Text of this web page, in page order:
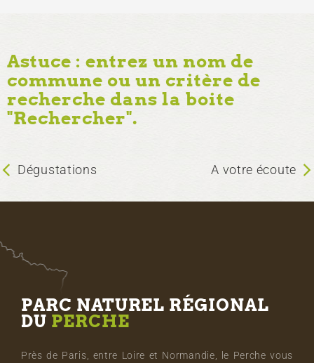
Astuce : entrez un nom de
commune ou un critère de
recherche dans la boite
"Rechercher".
Dégustations A votre écoute
PARC NATUREL RÉGIONAL
DU PERCHE
Près de Paris, entre Loire et Normandie, le Perche vous